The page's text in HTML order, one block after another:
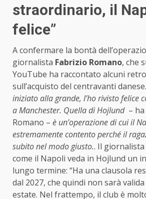
straordinario, il
felice”
A confermare la bontà
giornalista Fabrizio Romano, che
YouTube ha raccontato alcuni
sull’acquisto del centravanti danese.
iniziato alla grande, l’ho rivisto felice
a Manchester. Quella di Hojlund– ha
Romano – è un’operazione di cui il
estremamente contento perché il
subito nel modo giusto.. Il
come il Napoli veda in Hojlund un
lungo termine: “Ha una clausola
dal 2027, che quindi non sarà
estate. Nel frattempo, il club è